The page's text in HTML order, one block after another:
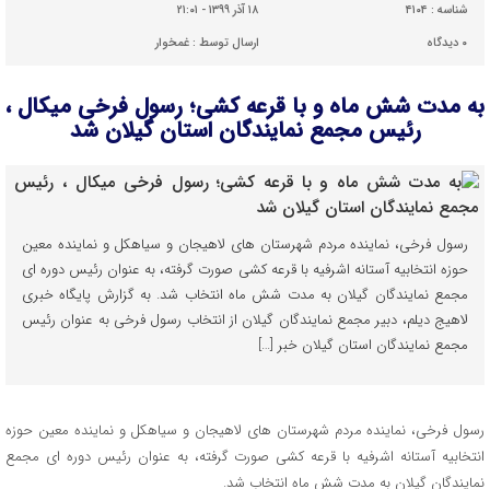
شناسه : ۴۱۰۴
۱۸ آذر ۱۳۹۹ - ۲۱:۰۱
۰ دیدگاه ارسال توسط :غمخوار
به مدت شش ماه و با قرعه کشی؛ رسول فرخی میکال ،
رئیس مجمع نمایندگان استان گیلان شد
رسول فرخی، نماینده مردم شهرستان های لاهیجان و سیاهکل و نماینده معین
حوزه انتخابیه آستانه اشرفیه با قرعه کشی صورت گرفته، به عنوان رئیس دوره ای
مجمع نمایندگان گیلان به مدت شش ماه انتخاب شد. به گزارش پایگاه خبری
لاهیج دیلم، دبیر مجمع نمایندگان گیلان از انتخاب رسول فرخی به عنوان رئیس
مجمع نمایندگان استان گیلان خبر […]
رسول فرخی، نماینده مردم شهرستان های لاهیجان و سیاهکل و نماینده معین حوزه
انتخابیه آستانه اشرفیه با قرعه کشی صورت گرفته، به عنوان رئیس دوره ای مجمع
نمایندگان گیلان به مدت شش ماه انتخاب شد.